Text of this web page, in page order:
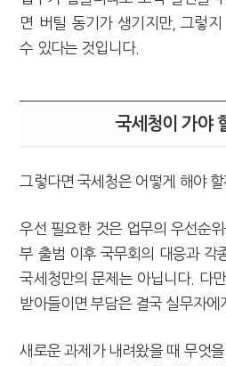
면 버틸 동기가 생기지만, 그렇
수 있다는 것입니다.
국세청이 가야
그렇다면 국세청은 어떻게 해야
우선 필요한 것은 업무의 우선순
부 출범 이후 국무회의 대응과 각
국세청만의 문제는 아닙니다. 다
받아들이면 부담은 결국 실무자에
새로운 과제가 내려왔을 때 무엇